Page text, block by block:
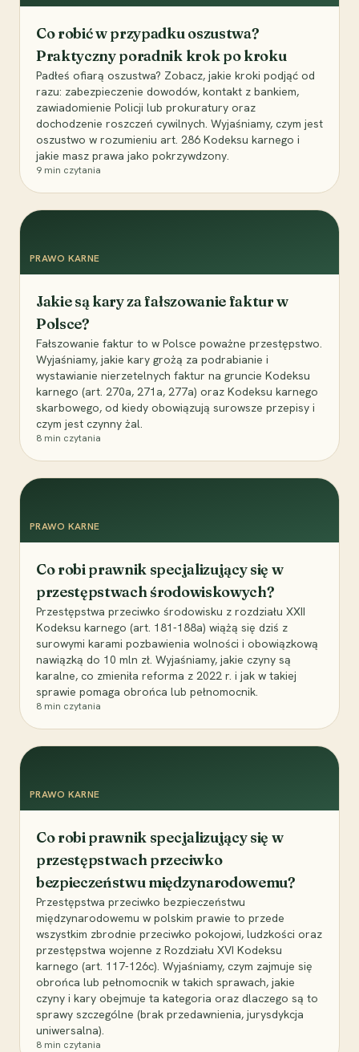
Co robić w przypadku oszustwa?
Praktyczny poradnik krok po kroku
Padłeś ofiarą oszustwa? Zobacz, jakie kroki podjąć od
razu: zabezpieczenie dowodów, kontakt z bankiem,
zawiadomienie Policji lub prokuratury oraz
dochodzenie roszczeń cywilnych. Wyjaśniamy, czym jest
oszustwo w rozumieniu art. 286 Kodeksu karnego i
jakie masz prawa jako pokrzywdzony.
9 min czytania
PRAWO KARNE
Jakie są kary za fałszowanie faktur w
Polsce?
Fałszowanie faktur to w Polsce poważne przestępstwo.
Wyjaśniamy, jakie kary grożą za podrabianie i
wystawianie nierzetelnych faktur na gruncie Kodeksu
karnego (art. 270a, 271a, 277a) oraz Kodeksu karnego
skarbowego, od kiedy obowiązują surowsze przepisy i
czym jest czynny żal.
8 min czytania
PRAWO KARNE
Co robi prawnik specjalizujący się w
przestępstwach środowiskowych?
Przestępstwa przeciwko środowisku z rozdziału XXII
Kodeksu karnego (art. 181-188a) wiążą się dziś z
surowymi karami pozbawienia wolności i obowiązkową
nawiązką do 10 mln zł. Wyjaśniamy, jakie czyny są
karalne, co zmieniła reforma z 2022 r. i jak w takiej
sprawie pomaga obrońca lub pełnomocnik.
8 min czytania
PRAWO KARNE
Co robi prawnik specjalizujący się w
przestępstwach przeciwko
bezpieczeństwu międzynarodowemu?
Przestępstwa przeciwko bezpieczeństwu
międzynarodowemu w polskim prawie to przede
wszystkim zbrodnie przeciwko pokojowi, ludzkości oraz
przestępstwa wojenne z Rozdziału XVI Kodeksu
karnego (art. 117-126c). Wyjaśniamy, czym zajmuje się
obrońca lub pełnomocnik w takich sprawach, jakie
czyny i kary obejmuje ta kategoria oraz dlaczego są to
sprawy szczególne (brak przedawnienia, jurysdykcja
uniwersalna).
8 min czytania